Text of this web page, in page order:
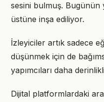
sesini bulmuş. Bugünün
üstüne inşa ediliyor.
İzleyiciler artık sadece
düşünmek için de
yapımcıları daha
Dijital platformlardaki